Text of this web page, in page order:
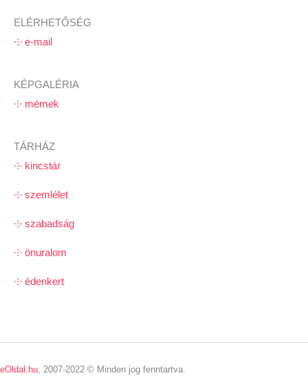
ELÉRHETŐSÉG
⸭ e-mail
KÉPGALÉRIA
⸭ mémek
TÁRHÁZ
⸭ kincstár
⸭ szemlélet
⸭ szabadság
⸭ önuralom
⸭ édenkert
eOldal.hu, 2007-2022 © Minden jog fenntartva.